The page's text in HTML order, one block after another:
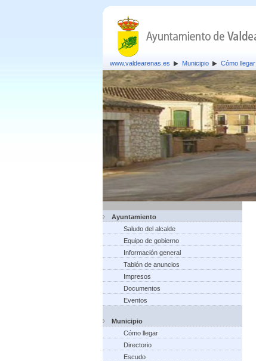
www.valdearenas.es Municipio Cómo llegar
Ayuntamiento
Saludo del alcalde
Equipo de gobierno
Información general
Tablón de anuncios
Impresos
Documentos
Eventos
Municipio
Cómo llegar
Directorio
Escudo